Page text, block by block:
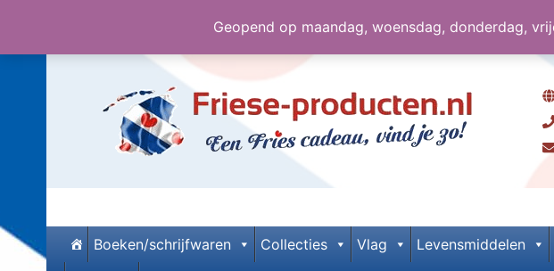
Geopend op maandag, woensdag, donderdag,
Boeken/schrijfwaren Collecties Vlag Levensmiddelen